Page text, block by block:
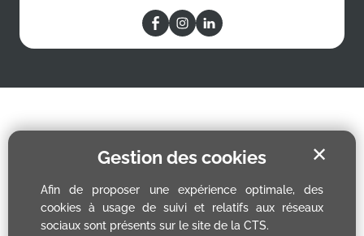
Gestion des cookies
Afin de proposer une expérience optimale, des
cookies à usage de suivi et relatifs aux réseaux
sociaux sont présents sur le site de la CTS.
✕